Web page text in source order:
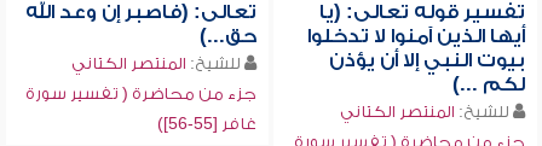
تفسير قوله تعالى: (يا
أيها الذين آمنوا لا تدخلوا
بيوت النبي إلا أن يؤذن
لكم ...)
للشيخ: المنتصر الكتاني
جزء من محاضرة ( تفسير سورة
تعالى: (فاصبر إن وعد الله
حق...)
للشيخ: المنتصر الكتاني
جزء من محاضرة ( تفسير سورة
غافر [55-56])